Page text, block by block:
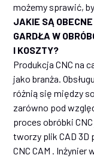
możemy sprawić,
JAKIE SĄ
GARDŁA W
I KOSZTY?
Produkcja CNC na
jako branża.
różnią się między
zarówno pod
proces obróbki
tworzy plik CAD 3D
CNC CAM .